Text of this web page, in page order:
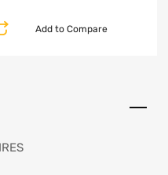
Add to Compare